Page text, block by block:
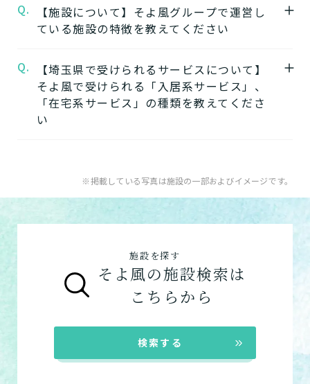
は施設の写真から雰囲気をご確認いただけま
す。
※認定のご状況によって受けられるサービス
が変わります。
さい。
坂戸東グループホームそよ風の見学はこちら
よりお申込みいただけます。
む
★そのほかこの介護施設について…相談した
お問い合わせフォームはこちら
Q.
【施設について】そよ風グループで運営し
ている施設の特徴を教えてください
そよ風では下記のタイプの入居系施設をご用
意しています。それぞれの施設の特徴、ご利
用者様の目的、要介護度に合わせてご利用い
ただけます。
健康型有料老人ホーム※2024年6月現在、
健康型有料老人ホームは交欒 湘南佐島のみと
なります
グループホームの特徴
シニア向けマンションの特徴
Q.
【埼玉県で受けられるサービスについて】
そよ風で受けられる「入居系サービス」、
「在宅系サービス」の種類を教えてくださ
い
入居系サービス：ホームに入居したい方向け
の施設一覧は以下です。
サービス付き高齢者向け住宅
グループホーム
※掲載している写真は施設の一部およびイメージです。
施設を探す
そよ風の施設検索は
こちらから
検索する